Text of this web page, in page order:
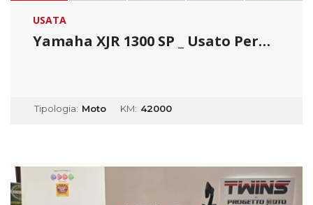
USATA
Yamaha XJR 1300 SP _ Usato Permutabile
Tipologia: Moto KM: 42000